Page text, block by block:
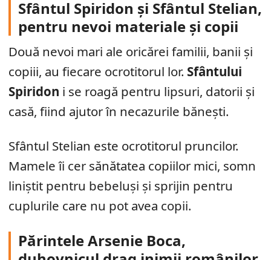
Sfântul Spiridon și Sfântul Stelian,
pentru nevoi materiale și copii
Două nevoi mari ale oricărei familii, banii și
copiii, au fiecare ocrotitorul lor. Sfântului
Spiridon i se roagă pentru lipsuri, datorii și
casă, fiind ajutor în necazurile bănești.
Sfântul Stelian este ocrotitorul pruncilor.
Mamele îi cer sănătatea copiilor mici, somn
liniștit pentru bebeluși și sprijin pentru
cuplurile care nu pot avea copii.
Părintele Arsenie Boca,